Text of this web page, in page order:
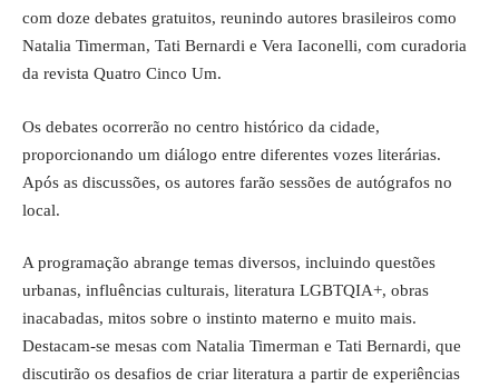
com doze debates gratuitos, reunindo autores brasileiros como
Natalia Timerman, Tati Bernardi e Vera Iaconelli, com curadoria
da revista Quatro Cinco Um.
Os debates ocorrerão no centro histórico da cidade,
proporcionando um diálogo entre diferentes vozes literárias.
Após as discussões, os autores farão sessões de autógrafos no
local.
A programação abrange temas diversos, incluindo questões
urbanas, influências culturais, literatura LGBTQIA+, obras
inacabadas, mitos sobre o instinto materno e muito mais.
Destacam-se mesas com Natalia Timerman e Tati Bernardi, que
discutirão os desafios de criar literatura a partir de experiências